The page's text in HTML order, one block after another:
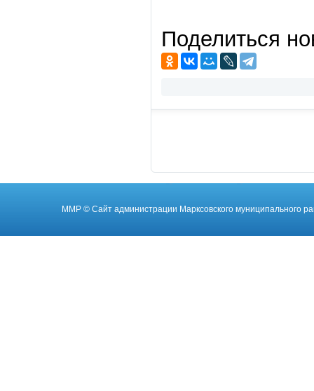
Поделиться
ММР © Cайт администрации Марксовского муниципального